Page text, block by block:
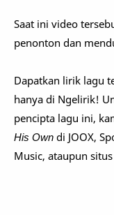
Saat ini video
penonton dan
Dapatkan lirik lagu
hanya di Ngelirik!
pencipta lagu ini,
His Own di JOOX,
Music, ataupun